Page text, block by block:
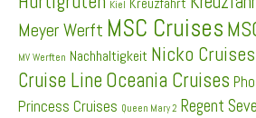
Kiel Kreuzfahrt
Meyer Werft MSC Cruises
MV Werften Nachhaltigkeit Nicko Cruises
Cruise Line Oceania Cruises
Princess Cruises Queen Mary 2 Regent